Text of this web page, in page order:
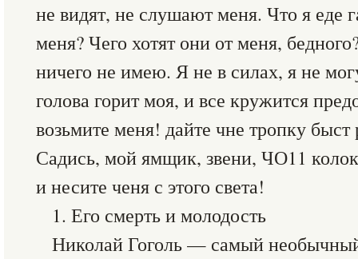
не видят, не слушают меня. Что я еде
меня? Чего хотят они от меня,
ничего не имею. Я не в силах, я не
голова горит моя, и все кружится
возьмите меня! дайте чне тропку
Садись, мой ямщик, звени, ЧО11
и несите ченя с этого света!
1. Его смерть и молодость
Николай Гоголь — самый